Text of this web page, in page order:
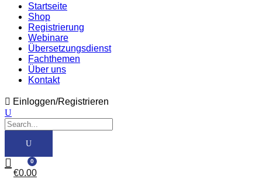
Startseite
Shop
Registrierung
Webinare
Übersetzungsdienst
Fachthemen
Über uns
Kontakt
Einloggen/Registrieren
0
€0.00